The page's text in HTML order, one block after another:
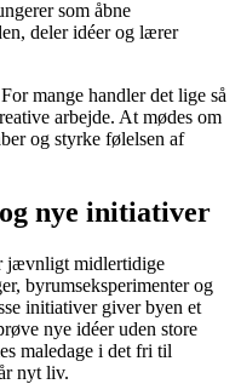
som åbne
deler idéer og lærer
mange handler det lige så
arbejde. At mødes om
og styrke følelsen af
nye initiativer
jævnligt midlertidige
byrumseksperimenter og
initiativer giver byen et
nye idéer uden store
maledage i det fri til
nyt liv.